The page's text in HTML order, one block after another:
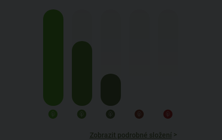
Zobrazit podrobné složení >